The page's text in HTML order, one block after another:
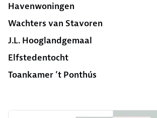
Havenwoningen
Wachters van Stavoren
J.L. Hooglandgemaal
Elfstedentocht
Toankamer ’t Ponthús